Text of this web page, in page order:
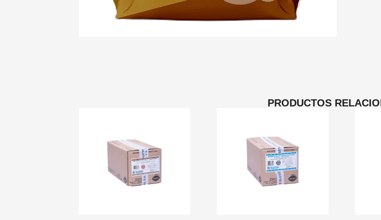
PRODUCTOS